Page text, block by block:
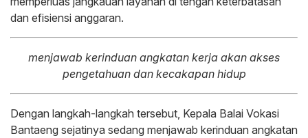
dan efisiensi anggaran.
menjawab kerinduan angkatan kerja akan akses
pengetahuan dan kecakapan hidup
Dengan langkah-langkah tersebut, Kepala Balai Vokasi
Bantaeng sejatinya sedang menjawab kerinduan angkatan